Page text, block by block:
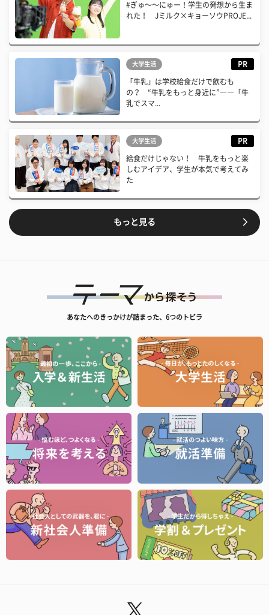
#ぎゅ〜〜にゅー！学生の発想から生ま
れた！ Jミルク×キョーソウPROJE...
大学生活 PR
「牛乳」は学校給食だけで飲むも
の？ “牛乳をもっと身近に”――「牛
乳でスマ...
大学生活 PR
給食だけじゃない！ 牛乳をもっと楽
しむアイデア、学生が本気で考えてみ
た
もっと見る
あなたへのきっかけが詰まった、6つのトビラ